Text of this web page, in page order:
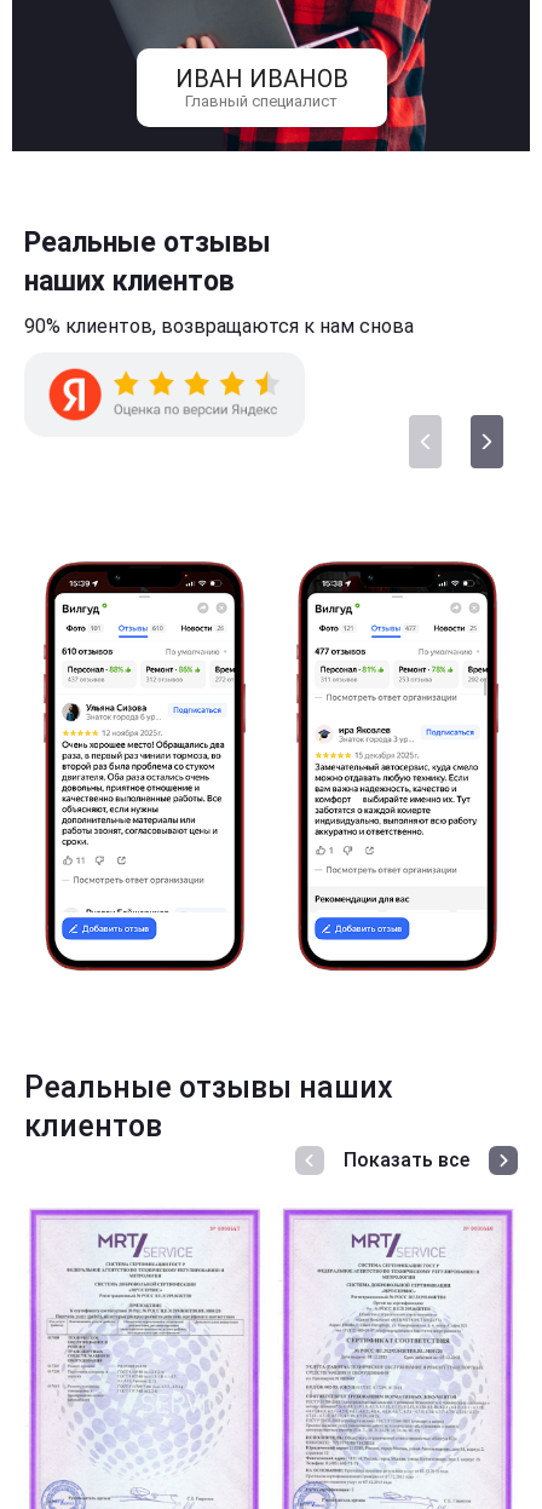
ИВАН ИВАНОВ
Главный специалист
Реальные отзывы
наших клиентов
90% клиентов, возвращаются к нам снова
Реальные отзывы наших
клиентов
Показать все